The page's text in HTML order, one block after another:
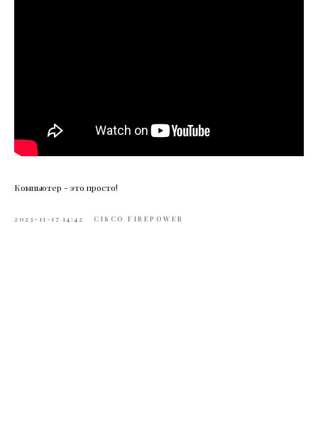
Компьютер - это просто!
2023-11-17 14:42 CISCO FIREPOWER